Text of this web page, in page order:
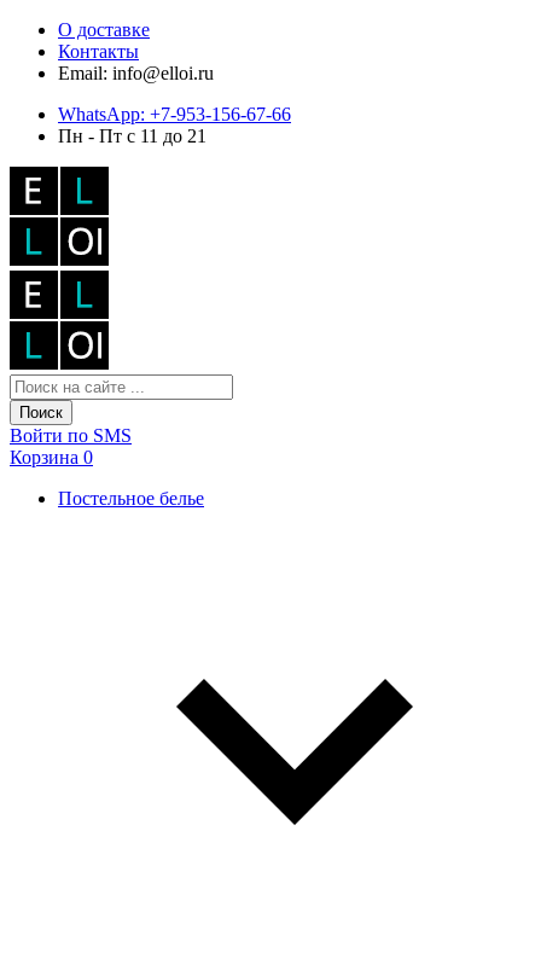
О доставке
Контакты
Email: info@elloi.ru
WhatsApp: +7-953-156-67-66
Пн - Пт с 11 до 21
Поиск
Войти по SMS
Корзина 0
Постельное белье